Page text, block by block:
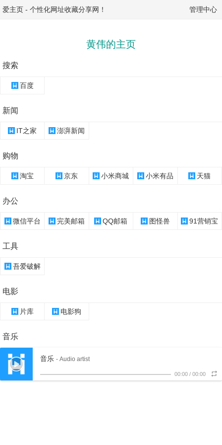
爱主页 - 个性化网址收藏分享网！ 管理中心
黄伟的主页
搜索
百度
新闻
IT之家 澎湃新闻
购物
淘宝 京东 小米商城 小米有品 天猫
办公
微信平台 完美邮箱 QQ邮箱 图怪兽 91营销宝
工具
吾爱破解
电影
片库 电影狗
音乐
音乐 - Audio artist
00:00 / 00:00